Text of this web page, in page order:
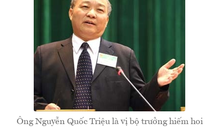
Ông Nguyễn Quốc Triệu là vị bộ trưởng hiếm hoi